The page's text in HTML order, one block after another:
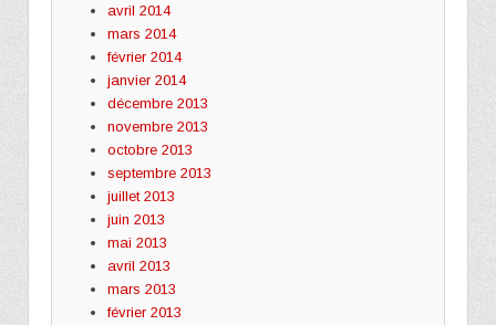
avril 2014
mars 2014
février 2014
janvier 2014
décembre 2013
novembre 2013
octobre 2013
septembre 2013
juillet 2013
juin 2013
mai 2013
avril 2013
mars 2013
février 2013